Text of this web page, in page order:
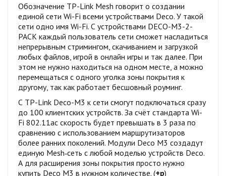
Обозначение TP-Link Mesh говорит о создании
единой сети Wi-Fi всеми устройствами Deco. У такой
сети одно имя Wi-Fi. С устройствами DECO-M3-2-
PACK каждый пользователь сети сможет насладиться
непрерывным стримингом, скачиванием и загрузкой
любых файлов, игрой в онлайн игры и так далее. При
этом не нужно находиться на одном месте, а можно
перемещаться с одного уголка зоны покрытия к
другому, так как работает бесшовный роуминг.
С TP-Link Deco-M3 к сети смогут подключаться сразу
до 100 клиентских устройств. За счёт стандарта Wi-
Fi 802.11ac скорость будет превышать в 3 раза по
сравнению с использованием маршрутизаторов
более ранних поколений. Модули Deco M3 создадут
единую Mesh‑сеть с любой моделью устройств Deco.
А для расширения зоны покрытия просто нужно
купить Deco M3 в нужном количестве. (+р)